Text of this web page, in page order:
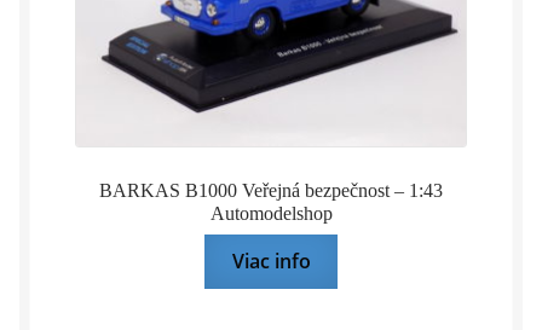
BARKAS B1000 Veřejná bezpečnost – 1:43
Automodelshop
Viac info